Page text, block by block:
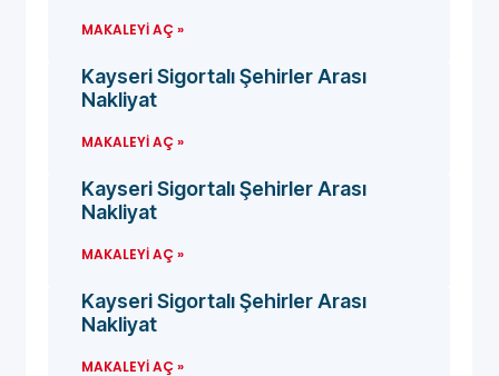
MAKALEYI AÇ »
Kayseri Sigortalı Şehirler Arası
Nakliyat
MAKALEYI AÇ »
Kayseri Sigortalı Şehirler Arası
Nakliyat
MAKALEYI AÇ »
Kayseri Sigortalı Şehirler Arası
Nakliyat
MAKALEYI AÇ »